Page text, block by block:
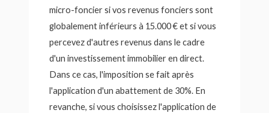
micro-foncier si vos revenus fonciers sont
globalement inférieurs à 15.000 € et si vous
percevez d'autres revenus dans le cadre
d'un investissement immobilier en direct.
Dans ce cas, l'imposition se fait après
l'application d'un abattement de 30%. En
revanche, si vous choisissez l'application de